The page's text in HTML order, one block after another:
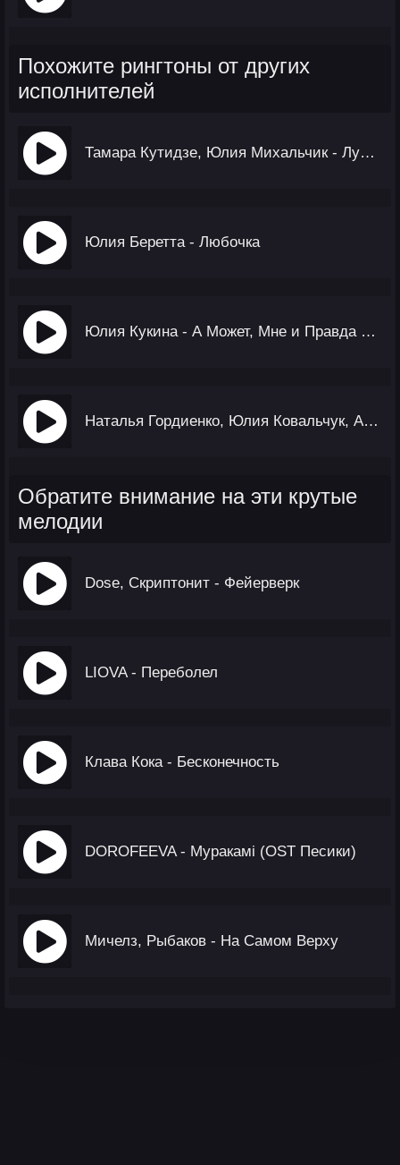
Похожите рингтоны от других
исполнителей
Тамара Кутидзе, Юлия Михальчик - Лучшие Подруги
Юлия Беретта - Любочка
Юлия Кукина - А Может, Мне и Правда Сдаться?
Наталья Гордиенко, Юлия Ковальчук, Анна Хилькевич - Разговоры
Обратите внимание на эти крутые
мелодии
Dose, Скриптонит - Фейерверк
LIOVA - Переболел
Клава Кока - Бесконечность
DOROFEEVA - Муракамі (OST Песики)
Мичелз, Рыбаков - На Самом Верху